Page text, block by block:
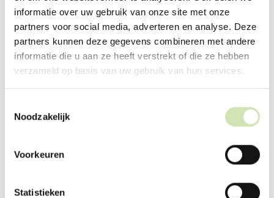
informatie over uw gebruik van onze site met onze
partners voor social media, adverteren en analyse. Deze
partners kunnen deze gegevens combineren met andere
informatie die u aan ze heeft verstrekt of die ze hebben
verzameld op basis van uw gebruik van hun services.
Noodzakelijk
Voorkeuren
Statistieken
De gevolgen van een scheiding
voor de kinderen
leeftijdscategorie. Het Nederlands Jeugdinstituut